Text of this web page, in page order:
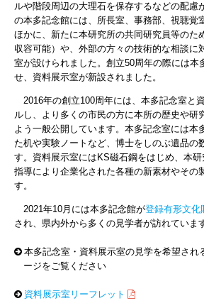
ルや階段周辺の大理石を保存するなどの配慮
の本多記念館には、所長室、事務部、視聴覚
ほかに、新たに本研究所の共同研究員等のた
収容可能）や、外部の方々の技術的な相談に
室が設けられました。創立50周年の際には本
せ、資料展示室が新設されました。
2016年の創立100周年には、本多記念室と
ルし、より多くの市民の方に本所の歴史や研
よう一般公開しています。本多記念室には本
た机や実験ノートなど、博士をしのぶ遺品の
す。資料展示室にはKS磁石鋼をはじめ、本
指導により企業化された各種の新素材やその
す。
2021年10月には本多記念館が登録有形文化
され、県内外から多くの見学者が訪れていま
本多記念室・資料展示室の見学を希望され
ージをご覧ください
資料展示室リーフレット